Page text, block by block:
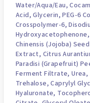
Water/Aqua/Eau,
Acid,Glycerin,PEG-6
Crosspolymer-6,
Chinensis (Jojoba)
Extract, Citrus
Paradisi (Grapefruit)
Ferment Filtrate,
Trehalose,Caprylyl
Hyaluronate,